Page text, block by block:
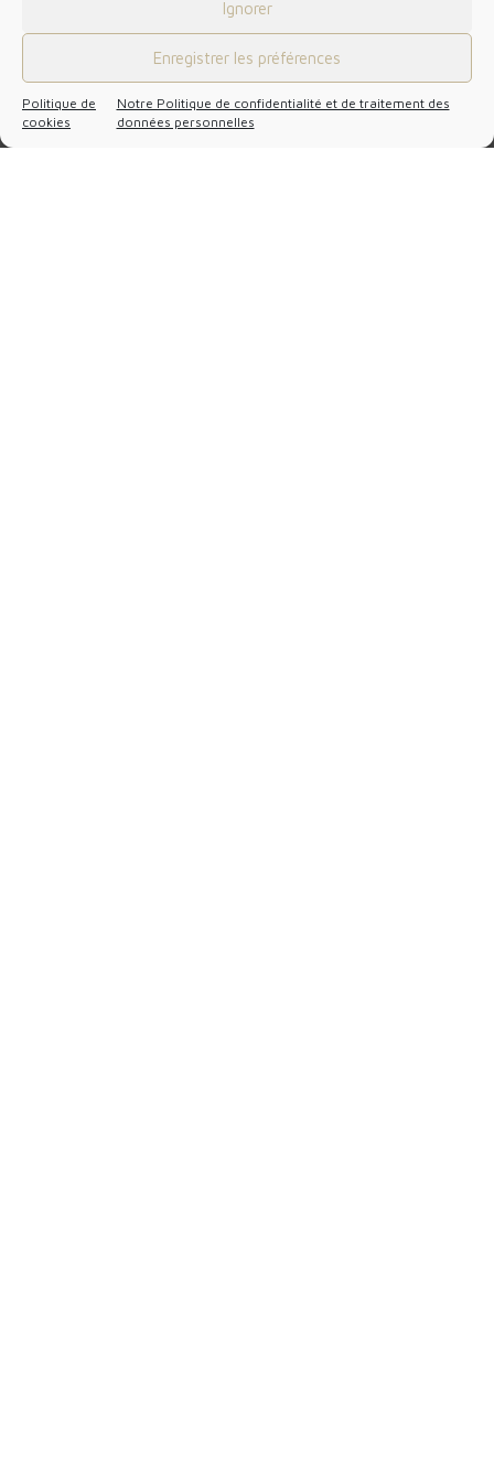
Ignorer
Enregistrer les préférences
Politique de
cookies
Notre Politique de confidentialité et de traitement des
données personnelles
100 k